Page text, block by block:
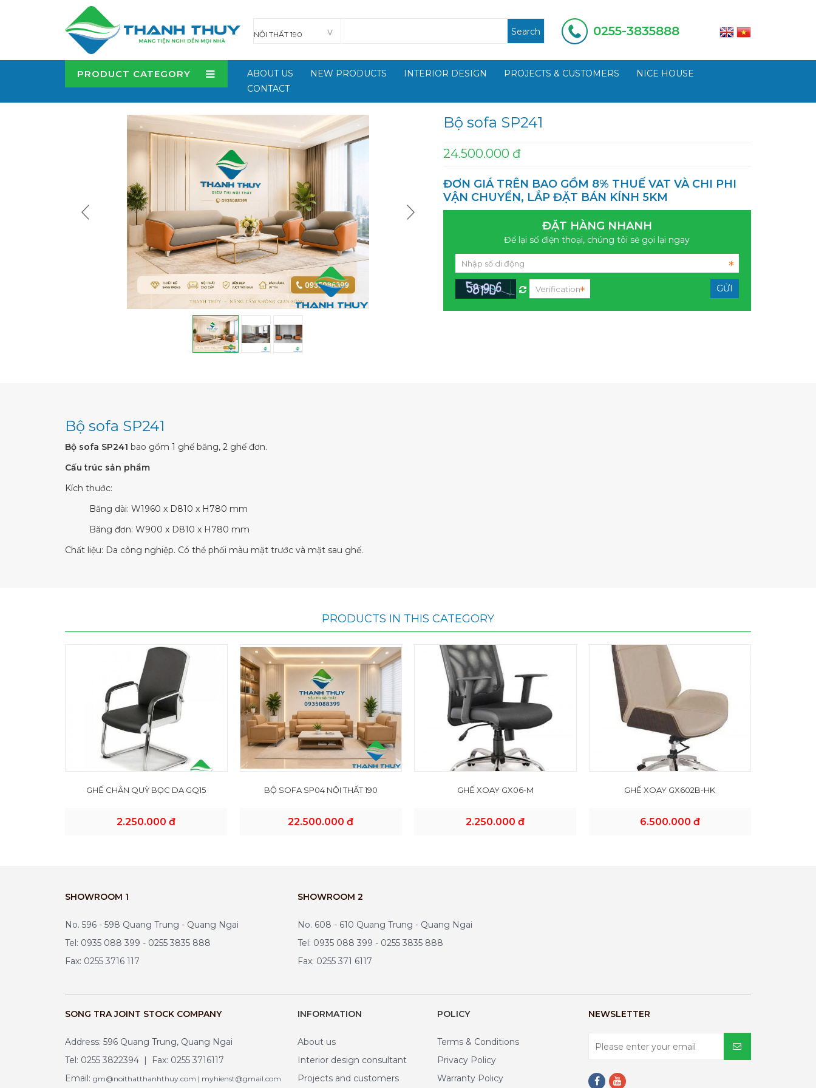
Search 0255-3835888
PRODUCT CATEGORY ABOUT US NEW PRODUCTS INTERIOR DESIGN PROJECTS & CUSTOMERS
NICE HOUSE
CONTACT
Bộ sofa SP241
24.500.000 đ
ĐƠN GIÁ TRÊN BAO GỒM 8% THUẾ VAT VÀ CHI PHI
VẬN CHUYỂN, LẮP ĐẶT BÁN KÍNH 5KM
ĐẶT HÀNG NHANH
Để lại số điện thoại, chúng tôi sẽ gọi lại ngay
Bộ sofa SP241
Bộ sofa SP241 bao gồm 1 ghế băng, 2 ghế đơn.
Cấu trúc sản phẩm
Kích thước:
Băng dài: W1960 x D810 x H780 mm
Băng đơn: W900 x D810 x H780 mm
Chất liệu: Da công nghiệp. Có thể phối màu mặt trước và mặt sau ghế.
PRODUCTS IN THIS CATEGORY
GHẾ CHÂN QUỲ BỌC DA GQ15
2.250.000 đ
BỘ SOFA SP04 NỘI THẤT 190
22.500.000 đ
GHẾ XOAY GX06-M
2.250.000 đ
GHẾ XOAY GX602B-HK
6.500.000 đ
SHOWROOM 1
No. 596 - 598 Quang Trung - Quang Ngai
Tel: 0935 088 399 - 0255 3835 888
Fax: 0255 3716 117
SHOWROOM 2
No. 608 - 610 Quang Trung - Quang Ngai
Tel: 0935 088 399 - 0255 3835 888
Fax: 0255 371 6117
SONG TRA JOINT STOCK COMPANY
Address: 596 Quang Trung, Quang Ngai
Tel: 0255 3822394 | Fax: 0255 3716117
Email: gm@noithatthanhthuy.com | myhienst@gmail.com
INFORMATION
About us
Interior design consultant
Projects and customers
POLICY
Terms & Conditions
Privacy Policy
Warranty Policy
NEWSLETTER